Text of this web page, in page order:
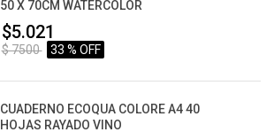
50 X 70CM WATERCOLOR
$5.021
$ 7500 33 % OFF
CUADERNO ECOQUA COLORE A4 40
HOJAS RAYADO VINO